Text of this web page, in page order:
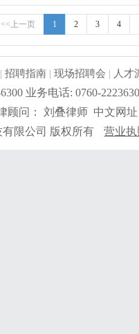
洁；4、负责仓库5s工作
班； 更详细 ...
<<上一页 1 2 3 4
|招聘指南 |现场招聘会 | 人才
业务电话: 0760-
顾问： 刘叠律师 中文网
限公司 版权所有
营业